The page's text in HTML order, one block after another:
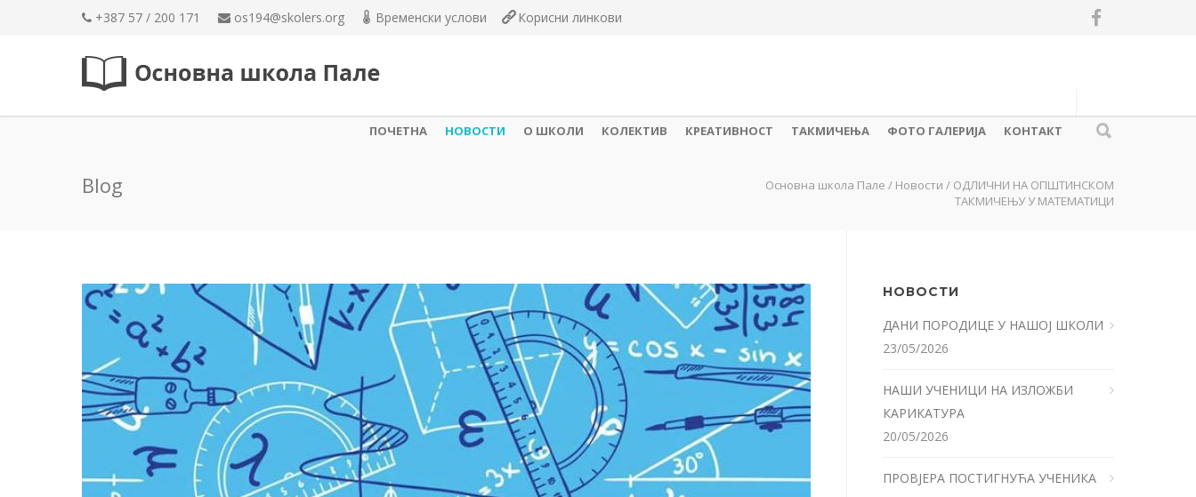
+387 57 / 200 171 os194@skolers.org Временски услови Корисни линкови
ПОЧЕТНА НОВОСТИ О ШКОЛИ КОЛЕКТИВ КРЕАТИВНОСТ ТАКМИЧЕЊА ФОТО ГАЛЕРИЈА КОНТАКТ
Blog Основна школа Пале / Новости / ОДЛИЧНИ НА ОПШТИНСКОМ
ТАКМИЧЕЊУ У МАТЕМАТИЦИ
НОВОСТИ
ДАНИ ПОРОДИЦЕ У НАШОЈ ШКОЛИ
23/05/2026
НАШИ УЧЕНИЦИ НА ИЗЛОЖБИ
КАРИКАТУРА
20/05/2026
ПРОВЈЕРА ПОСТИГНУЋА УЧЕНИКА